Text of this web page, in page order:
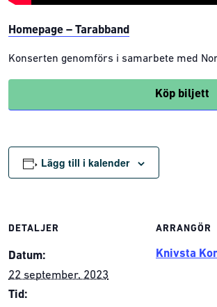
Homepage – Tarabband
Konserten genomförs i samarbete med
Köp biljett
Lägg till i kalender
DETALJER
Datum:
22 september, 2023
Tid:
ARRANGÖR
Knivsta